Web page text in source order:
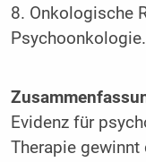
8. Onkologische
Psychoonkologie.
Evidenz für
Therapie